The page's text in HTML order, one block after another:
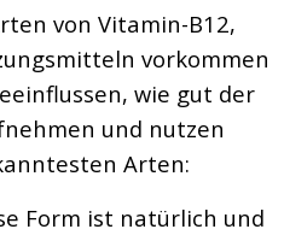
von Vitamin-B12,
vorkommen
wie gut der
und nutzen
Arten:
Form ist natürlich und